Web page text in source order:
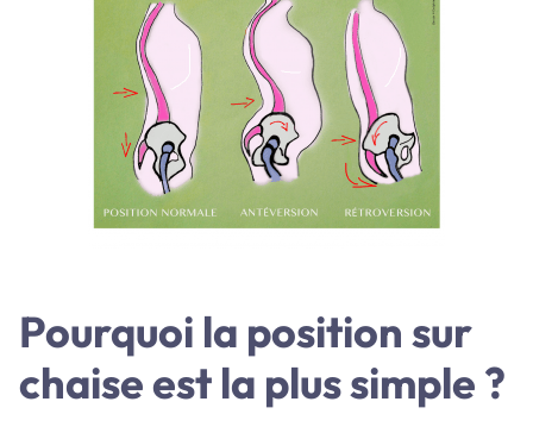
Pourquoi la position sur
chaise est la plus simple ?